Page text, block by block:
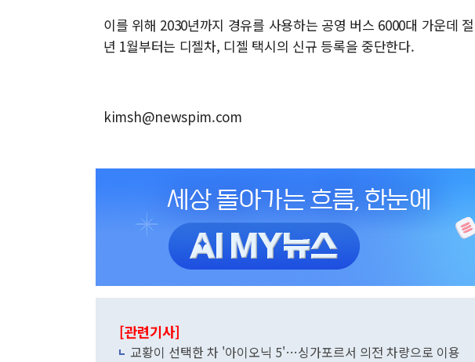
이를 위해 2030년까지 경유를 사용하는 공영 버스 6000대 가운데
년 1월부터는 디젤차, 디젤 택시의 신규 등록을 중단한다.
kimsh@newspim.com
[관련기사]
교황이 선택한 차 '아이오닉 5'…싱가포르서 의전 차량으로 이용